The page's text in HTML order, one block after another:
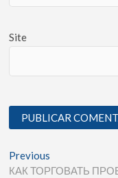
Site
Previous
КАК ТОРГОВАТЬ